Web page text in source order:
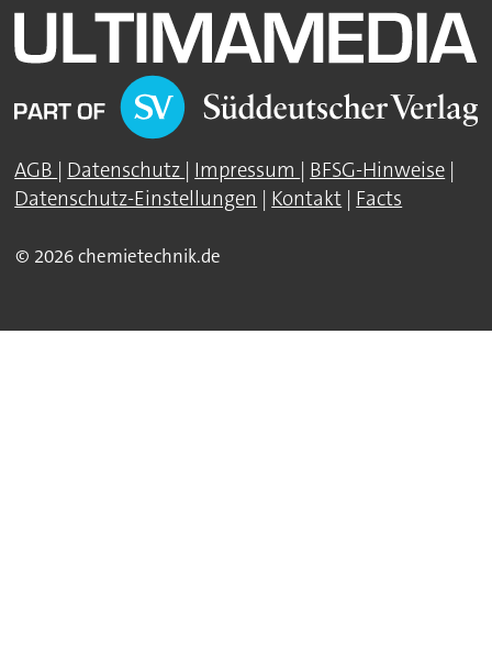
AGB | Datenschutz | Impressum | BFSG-Hinweise |
Datenschutz-Einstellungen | Kontakt | Facts
© 2026 chemietechnik.de